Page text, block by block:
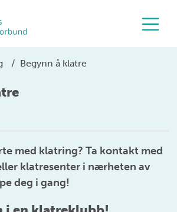
/ Begynn å klatre
med klatring? Ta kontakt med
klatresenter i nærheten av
deg i gang!